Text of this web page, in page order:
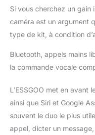
Si vous cherchez un
caméra est un argument
type de kit, à condition
Bluetooth, appels mains
la commande vocale
L’ESSGOO met en avant
ainsi que Siri et Google
souvent le duo le plus
appel, dicter un